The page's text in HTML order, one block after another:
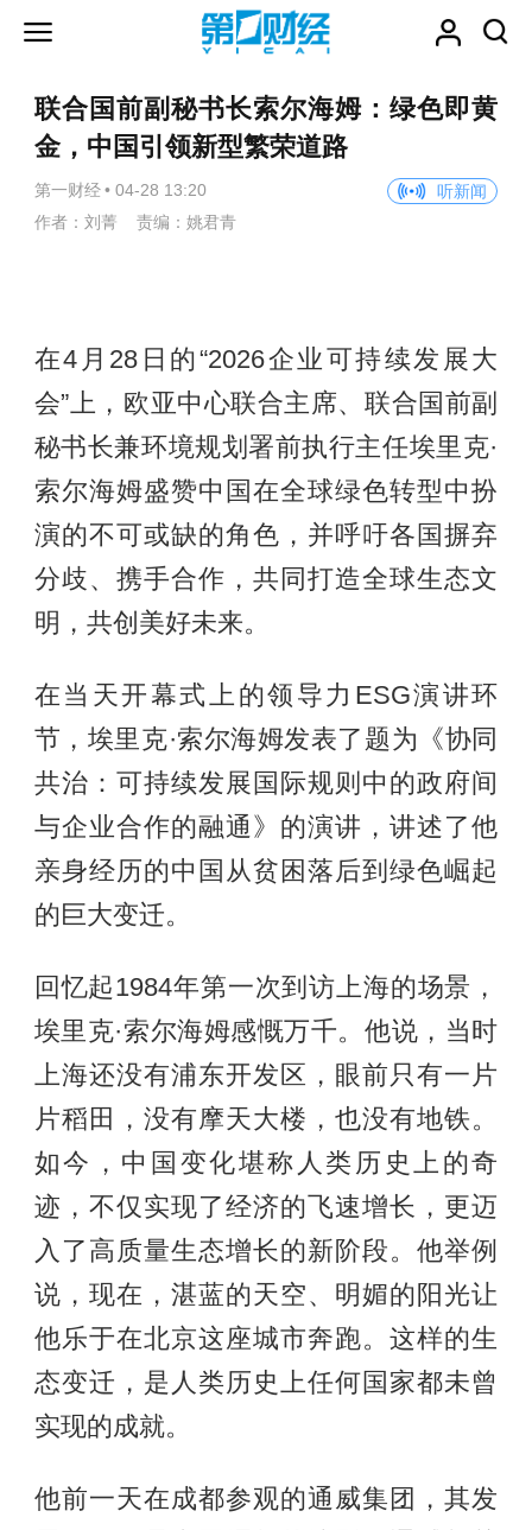
联合国前副秘书长索尔海姆：绿色即黄
金，中国引领新型繁荣道路
第一财经 • 04-28 13:20
听新闻
作者：刘菁 责编：姚君青
在4月28日的“2026企业可持续发展大
会”上，欧亚中心联合主席、联合国前副
秘书长兼环境规划署前执行主任埃里克·
索尔海姆盛赞中国在全球绿色转型中扮
演的不可或缺的角色，并呼吁各国摒弃
分歧、携手合作，共同打造全球生态文
明，共创美好未来。
在当天开幕式上的领导力ESG演讲环
节，埃里克·索尔海姆发表了题为《协同
共治：可持续发展国际规则中的政府间
与企业合作的融通》的演讲，讲述了他
亲身经历的中国从贫困落后到绿色崛起
的巨大变迁。
回忆起1984年第一次到访上海的场景，
埃里克·索尔海姆感慨万千。他说，当时
上海还没有浦东开发区，眼前只有一片
片稻田，没有摩天大楼，也没有地铁。
如今，中国变化堪称人类历史上的奇
迹，不仅实现了经济的飞速增长，更迈
入了高质量生态增长的新阶段。他举例
说，现在，湛蓝的天空、明媚的阳光让
他乐于在北京这座城市奔跑。这样的生
态变迁，是人类历史上任何国家都未曾
实现的成就。
他前一天在成都参观的通威集团，其发